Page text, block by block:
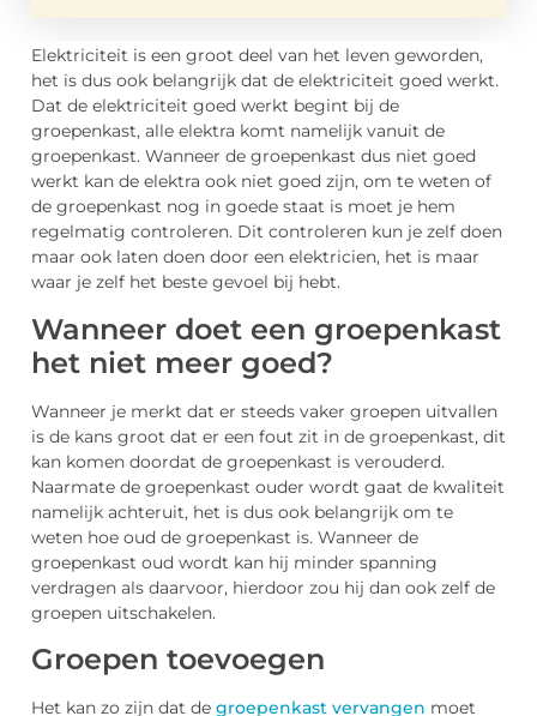
Elektriciteit is een groot deel van het leven geworden,
het is dus ook belangrijk dat de elektriciteit goed werkt.
Dat de elektriciteit goed werkt begint bij de
groepenkast, alle elektra komt namelijk vanuit de
groepenkast. Wanneer de groepenkast dus niet goed
werkt kan de elektra ook niet goed zijn, om te weten of
de groepenkast nog in goede staat is moet je hem
regelmatig controleren. Dit controleren kun je zelf doen
maar ook laten doen door een elektricien, het is maar
waar je zelf het beste gevoel bij hebt.
Wanneer doet een groepenkast
het niet meer goed?
Wanneer je merkt dat er steeds vaker groepen uitvallen
is de kans groot dat er een fout zit in de groepenkast, dit
kan komen doordat de groepenkast is verouderd.
Naarmate de groepenkast ouder wordt gaat de kwaliteit
namelijk achteruit, het is dus ook belangrijk om te
weten hoe oud de groepenkast is. Wanneer de
groepenkast oud wordt kan hij minder spanning
verdragen als daarvoor, hierdoor zou hij dan ook zelf de
groepen uitschakelen.
Groepen toevoegen
Het kan zo zijn dat de groepenkast vervangen moet